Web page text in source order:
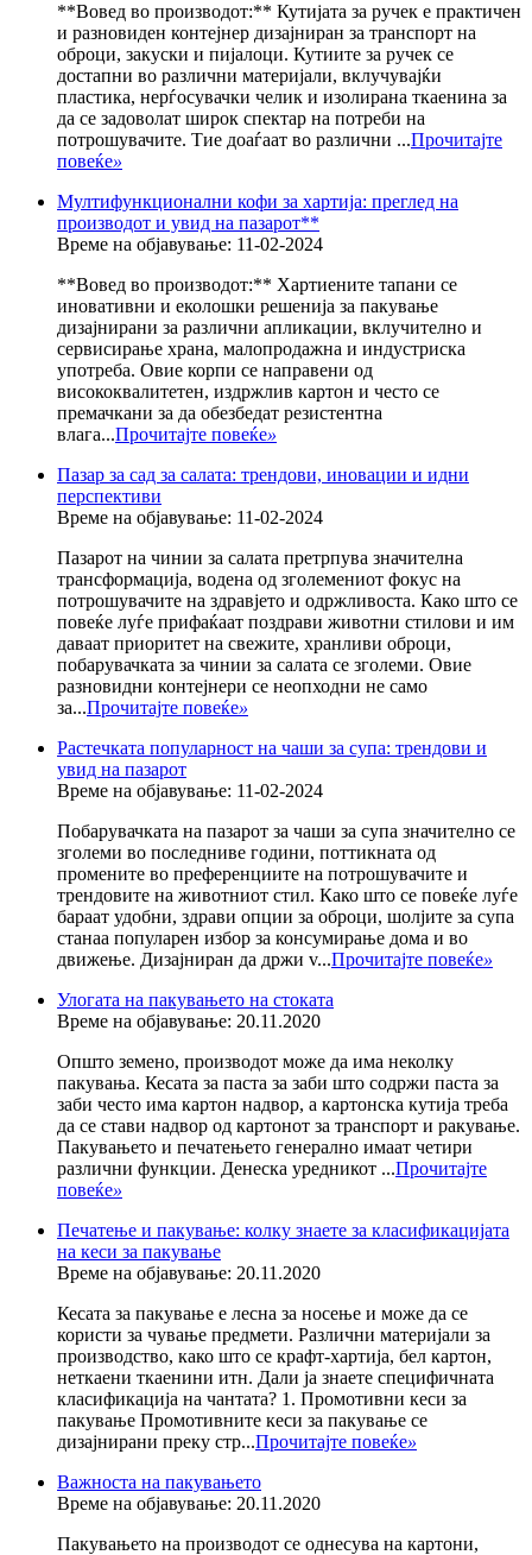
**Вовед во производот:** Кутијата за ручек е практичен
и разновиден контејнер дизајниран за транспорт на
оброци, закуски и пијалоци. Кутиите за ручек се
достапни во различни материјали, вклучувајќи
пластика, нерѓосувачки челик и изолирана ткаенина за
да се задоволат широк спектар на потреби на
потрошувачите. Тие доаѓаат во различни ...Прочитајте
повеќе»
Мултифункционални кофи за хартија: преглед на
производот и увид на пазарот**
Време на објавување: 11-02-2024
**Вовед во производот:** Хартиените тапани се
иновативни и еколошки решенија за пакување
дизајнирани за различни апликации, вклучително и
сервисирање храна, малопродажна и индустриска
употреба. Овие корпи се направени од
висококвалитетен, издржлив картон и често се
премачкани за да обезбедат резистентна
влага...Прочитајте повеќе»
Пазар за сад за салата: трендови, иновации и идни
перспективи
Време на објавување: 11-02-2024
Пазарот на чинии за салата претрпува значителна
трансформација, водена од зголемениот фокус на
потрошувачите на здравјето и одржливоста. Како што се
повеќе луѓе прифаќаат поздрави животни стилови и им
даваат приоритет на свежите, хранливи оброци,
побарувачката за чинии за салата се зголеми. Овие
разновидни контејнери се неопходни не само
за...Прочитајте повеќе»
Растечката популарност на чаши за супа: трендови и
увид на пазарот
Време на објавување: 11-02-2024
Побарувачката на пазарот за чаши за супа значително се
зголеми во последниве години, поттикната од
промените во преференциите на потрошувачите и
трендовите на животниот стил. Како што се повеќе луѓе
бараат удобни, здрави опции за оброци, шолјите за супа
станаа популарен избор за консумирање дома и во
движење. Дизајниран да држи v...Прочитајте повеќе»
Улогата на пакувањето на стоката
Време на објавување: 20.11.2020
Општо земено, производот може да има неколку
пакувања. Кесата за паста за заби што содржи паста за
заби често има картон надвор, а картонска кутија треба
да се стави надвор од картонот за транспорт и ракување.
Пакувањето и печатењето генерално имаат четири
различни функции. Денеска уредникот ...Прочитајте
повеќе»
Печатење и пакување: колку знаете за класификацијата
на кеси за пакување
Време на објавување: 20.11.2020
Кесата за пакување е лесна за носење и може да се
користи за чување предмети. Различни материјали за
производство, како што се крафт-хартија, бел картон,
неткаени ткаенини итн. Дали ја знаете специфичната
класификација на чантата? 1. Промотивни кеси за
пакување Промотивните кеси за пакување се
дизајнирани преку стр...Прочитајте повеќе»
Важноста на пакувањето
Време на објавување: 20.11.2020
Пакувањето на производот се однесува на картони,